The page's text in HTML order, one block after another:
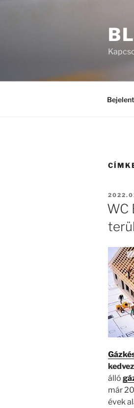
WC
álló
már
évek